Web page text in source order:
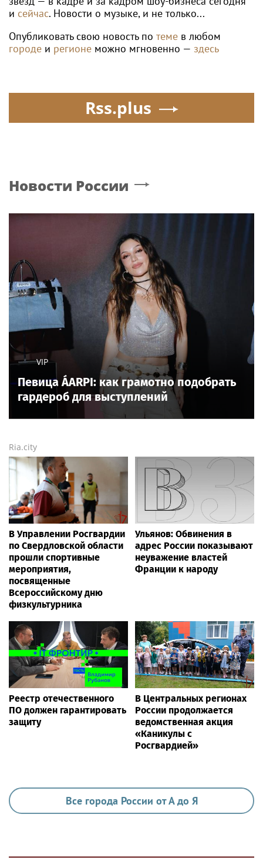
и сейчас. Новости о музыке, и не только...
Опубликовать свою новость по теме в любом
городе и регионе можно мгновенно — здесь
Rss.plus
Новости России
VIP
Певица ÁARPI: как грамотно подобрать
гардероб для выступлений
Ria.city
В Управлении Росгвардии
по Свердловской области
прошли спортивные
мероприятия,
посвященные
Всероссийскому дню
физкультурника
Ульянов: Обвинения в
адрес России показывают
неуважение властей
Франции к народу
Реестр отечественного
ПО должен гарантировать
защиту
В Центральных регионах
России продолжается
ведомственная акция
«Каникулы с
Росгвардией»
Все города России от А до Я